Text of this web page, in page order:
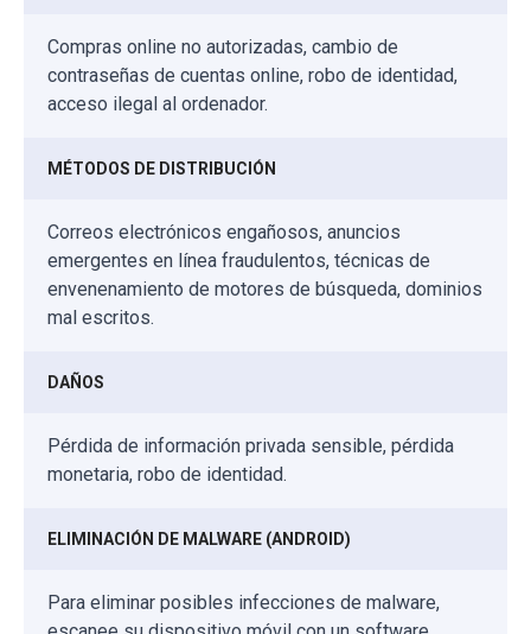
Compras online no autorizadas, cambio de
contraseñas de cuentas online, robo de identidad,
acceso ilegal al ordenador.
MÉTODOS DE DISTRIBUCIÓN
Correos electrónicos engañosos, anuncios
emergentes en línea fraudulentos, técnicas de
envenenamiento de motores de búsqueda, dominios
mal escritos.
DAÑOS
Pérdida de información privada sensible, pérdida
monetaria, robo de identidad.
ELIMINACIÓN DE MALWARE (ANDROID)
Para eliminar posibles infecciones de malware,